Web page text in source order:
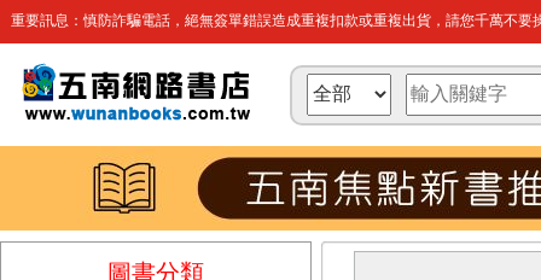
重要訊息：慎防詐騙電話，絕無簽單錯誤造成重複扣款或重複出貨，請您千萬不要
圖書分類